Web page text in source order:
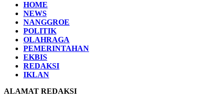
HOME
NEWS
NANGGROE
POLITIK
OLAHRAGA
PEMERINTAHAN
EKBIS
REDAKSI
IKLAN
ALAMAT REDAKSI